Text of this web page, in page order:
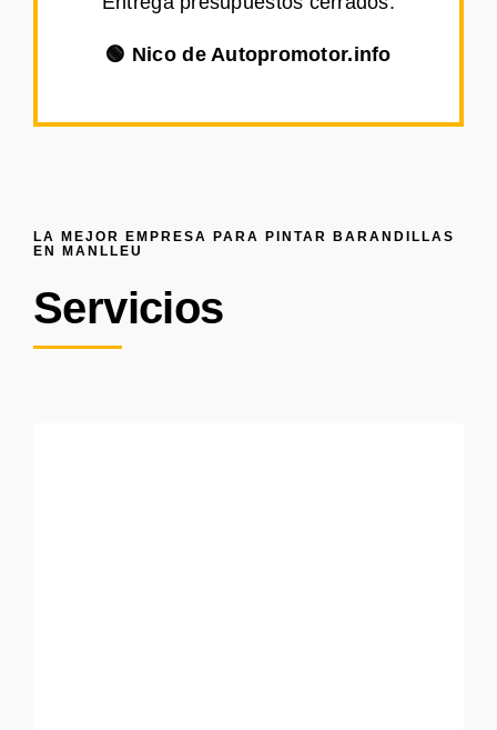
🟢 Nico de Autopromotor.info
LA MEJOR EMPRESA PARA PINTAR BARANDILLAS
EN MANLLEU
Servicios